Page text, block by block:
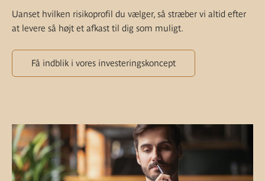
Uanset hvilken risikoprofil du vælger, så stræber vi altid efter
at levere så højt et afkast til dig som muligt.
Få indblik i vores investeringskoncept